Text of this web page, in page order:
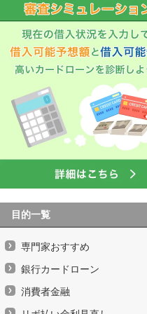
目的一覧
専門家おすすめ
銀行カードローン
消費者金融